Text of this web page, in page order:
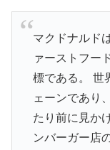
マクドナルド
ァーストフー
標である。 世
ェーンであり
たり前に見か
ンバーガー店